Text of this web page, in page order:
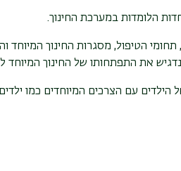
הלומדות במערכת החינוך.
הטיפול, מסגרות החינוך המיוחד
את התפתחותו של החינוך המיוחד
הילדים עם הצרכים המיוחדים כמו